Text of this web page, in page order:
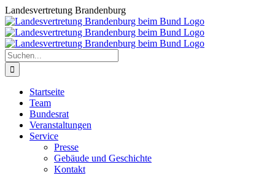
Zum
Inhalt
springen
Landesvertretung Brandenburg
Suche
nach:
Startseite
Team
Bundesrat
Veranstaltungen
Service
Presse
Gebäude und Geschichte
Kontakt